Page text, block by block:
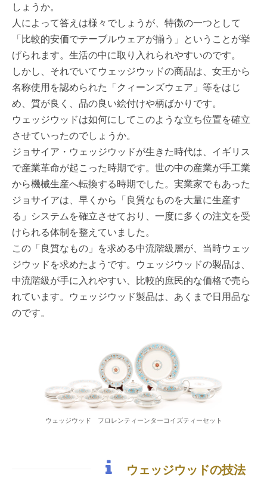
しょうか。
人によって答えは様々でしょうが、特徴の一つとして
「比較的安価でテーブルウェアが揃う」ということが挙
げられます。生活の中に取り入れられやすいのです。
しかし、それでいてウェッジウッドの商品は、女王から
名称使用を認められた「クィーンズウェア」等をはじ
め、質が良く、品の良い絵付けや柄ばかりです。
ウェッジウッドは如何にしてこのような立ち位置を確立
させていったのでしょうか。
ジョサイア・ウェッジウッドが生きた時代は、イギリス
で産業革命が起こった時期です。世の中の産業が手工業
から機械生産へ転換する時期でした。実業家でもあった
ジョサイアは、早くから「良質なものを大量に生産す
る」システムを確立させており、一度に多くの注文を受
けられる体制を整えていました。
この「良質なもの」を求める中流階級層が、当時ウェッ
ジウッドを求めたようです。ウェッジウッドの製品は、
中流階級が手に入れやすい、比較的庶民的な価格で売ら
れています。ウェッジウッド製品は、あくまで日用品な
のです。
ウェッジウッド フロレンティーンターコイズティーセット
ウェッジウッドの技法